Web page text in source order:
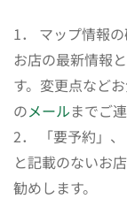
1． マップ情報
お店の最新情報
す。変更点など
のメールまでご
2． 「要予約」
と記載のないお
勧めします。